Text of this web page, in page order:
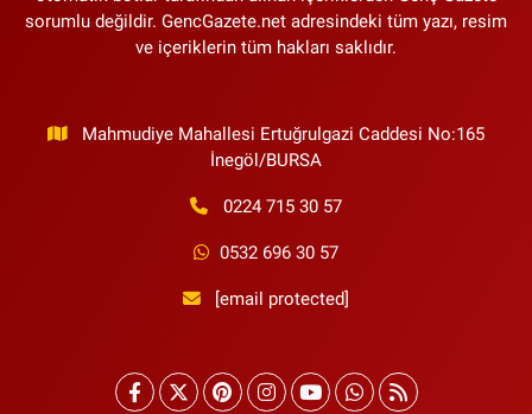
sorumlu değildir. GencGazete.net adresindeki tüm yazı, resim
ve içeriklerin tüm hakları saklıdır.
Mahmudiye Mahallesi Ertuğrulgazi Caddesi No:165
İnegöl/BURSA
0224 715 30 57
0532 696 30 57
[email protected]